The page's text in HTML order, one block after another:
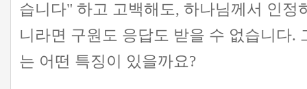
습니다" 하고 고백해도, 하나님께서 인정
니라면 구원도 응답도 받을 수 없습니다.
는 어떤 특징이 있을까요?